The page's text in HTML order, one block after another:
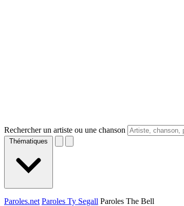
Rechercher un artiste ou une chanson
Thématiques
Paroles.net Paroles Ty Segall Paroles The Bell